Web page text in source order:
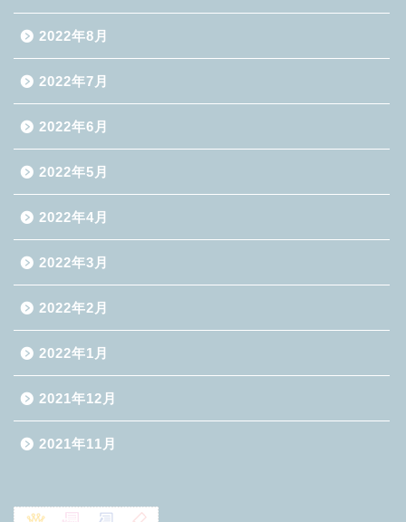
2022年8月
2022年7月
2022年6月
2022年5月
2022年4月
2022年3月
2022年2月
2022年1月
2021年12月
2021年11月